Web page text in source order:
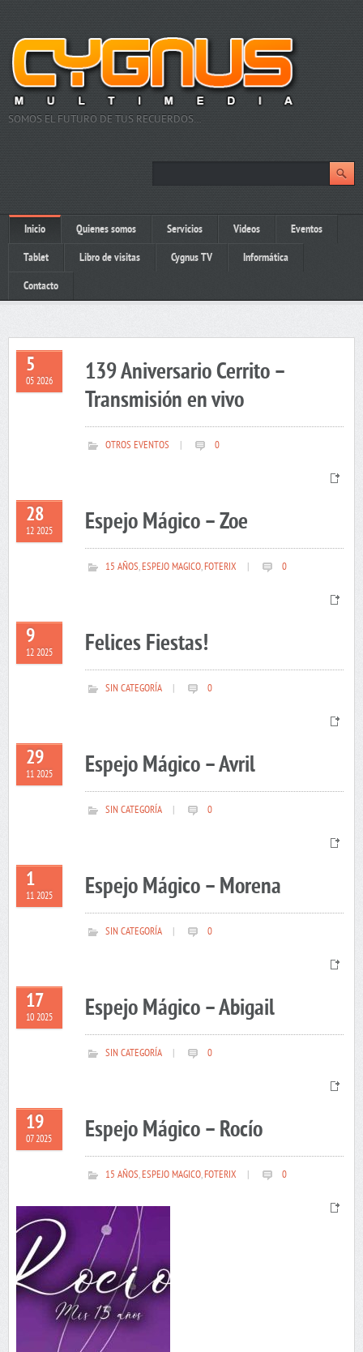
SOMOS EL FUTURO DE TUS RECUERDOS…
Inicio Quienes somos Servicios Videos Eventos
Tablet Libro de visitas Cygnus TV Informática
Contacto
5
05 2026
139 Aniversario Cerrito –
Transmisión en vivo
OTROS EVENTOS 0
28
12 2025 Espejo Mágico – Zoe
15 AÑOS,ESPEJO MAGICO,FOTERIX 0
9
12 2025 Felices Fiestas!
SIN CATEGORÍA 0
29
11 2025 Espejo Mágico – Avril
SIN CATEGORÍA 0
1
11 2025 Espejo Mágico – Morena
SIN CATEGORÍA 0
17
10 2025 Espejo Mágico – Abigail
SIN CATEGORÍA 0
19
07 2025 Espejo Mágico – Rocío
15 AÑOS,ESPEJO MAGICO,FOTERIX 0